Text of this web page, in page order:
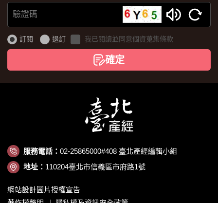
MAIL
證
碼
訂閱 退訂 我已閱讀並同意個資蒐集條款
確定
服務電話： 02-25865000#408 臺北產經編輯小組
地址： 110204臺北市信義區市府路1號
網站設計圖片授權宣告